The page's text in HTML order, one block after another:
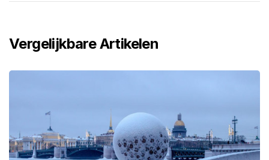
Vergelijkbare Artikelen